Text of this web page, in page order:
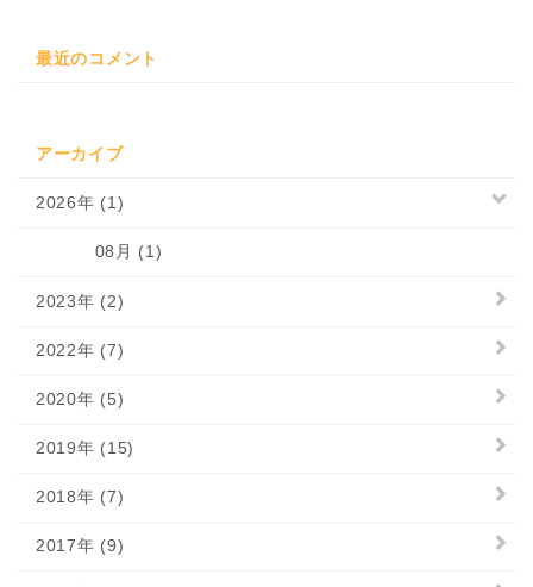
最近のコメント
アーカイブ
2026年 (1)
08月 (1)
2023年 (2)
2022年 (7)
2020年 (5)
2019年 (15)
2018年 (7)
2017年 (9)